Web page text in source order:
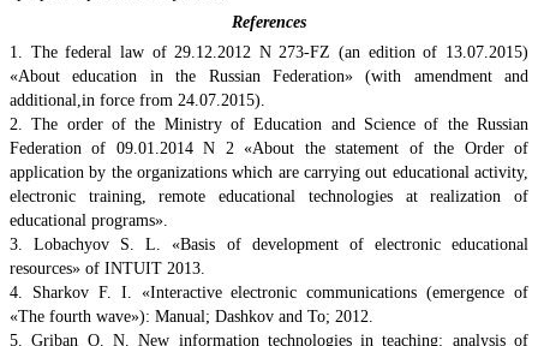
References
1. The federal law of 29.12.2012 N 273-FZ (an edition of 13.07.2015)
«About education in the Russian Federation» (with amendment and
additional,in force from 24.07.2015).
2. The order of the Ministry of Education and Science of the Russian
Federation of 09.01.2014 N 2 «About the statement of the Order of
application by the organizations which are carrying out educational activity,
electronic training, remote educational technologies at realization of
educational programs».
3. Lobachyov S. L. «Basis of development of electronic educational
resources» of INTUIT 2013.
4. Sharkov F. I. «Interactive electronic communications (emergence of
«The fourth wave»): Manual; Dashkov and To; 2012.
5. Griban O. N. New information technologies in teaching: analysis of